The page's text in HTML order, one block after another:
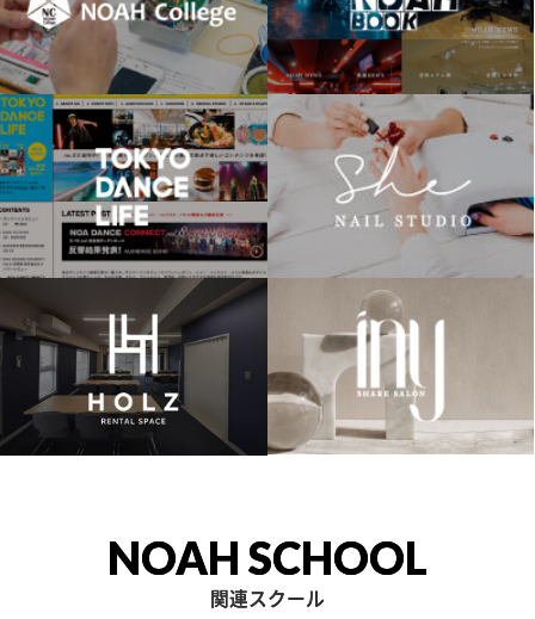
NOAH SCHOOL
関連スクール